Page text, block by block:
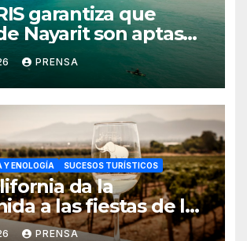
garantiza que
Nayarit son aptas
recreativo
PRENSA
ENOLOGÍA SUCESOS TURÍSTICOS
da la
a las fiestas de la
2026
PRENSA